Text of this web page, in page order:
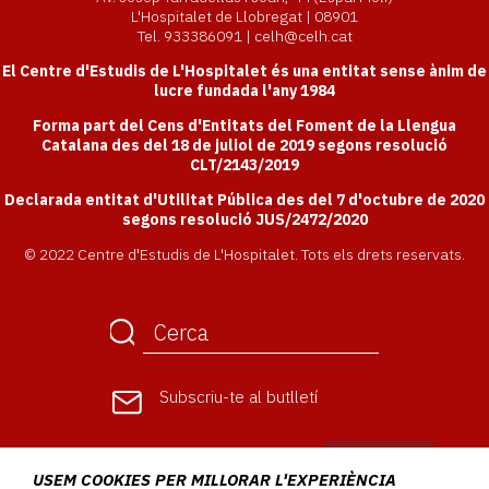
L'Hospitalet de Llobregat | 08901
Tel. 933386091 | celh@celh.cat
El Centre d'Estudis de L'Hospitalet és una entitat sense ànim de
lucre fundada l'any 1984
Forma part del Cens d'Entitats del Foment de la Llengua
Catalana des del 18 de juliol de 2019 segons resolució
CLT/2143/2019
Declarada entitat d'Utilitat Pública des del 7 d'octubre de 2020
segons resolució JUS/2472/2020
© 2022 Centre d'Estudis de L'Hospitalet. Tots els drets reservats.
Subscriu-te al butlletí
USEM COOKIES PER MILLORAR L'EXPERIÈNCIA